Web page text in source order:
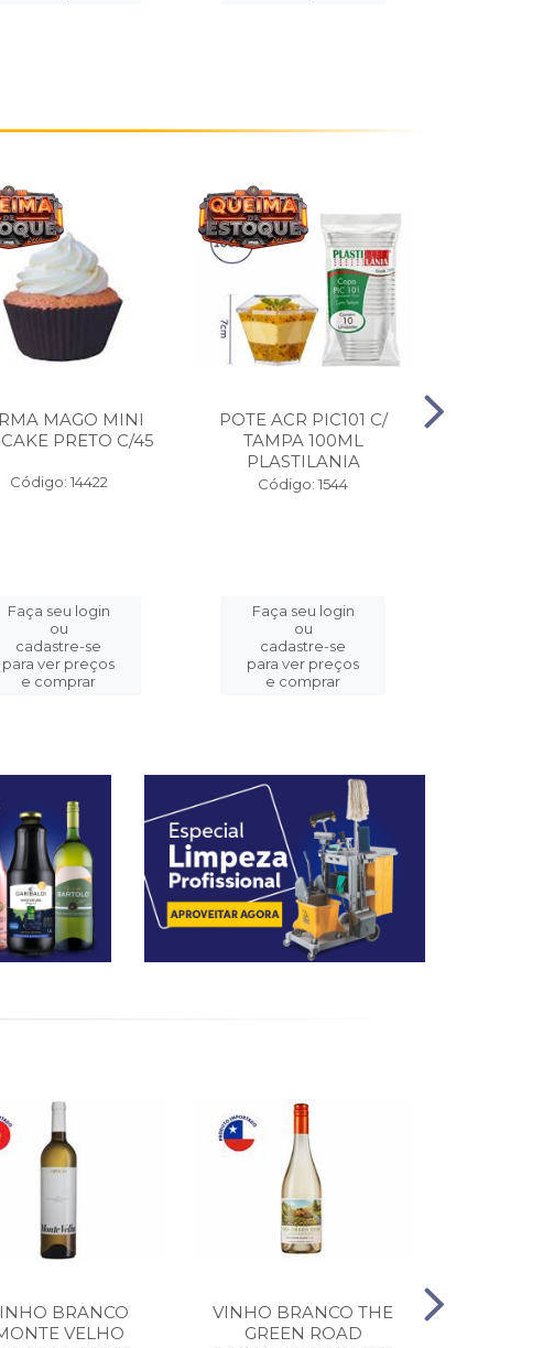
MAGO MINI
PRETO C/45
Código: 14422
Faça seu login
ou
cadastre-se
para ver preços
e comprar
POTE ACR PIC101 C/
TAMPA 100ML
PLASTILANIA
Código: 1544
Faça seu login
ou
cadastre-se
para ver preços
e comprar
BRANCO
VELHO
VINHO BRANCO THE
GREEN ROAD